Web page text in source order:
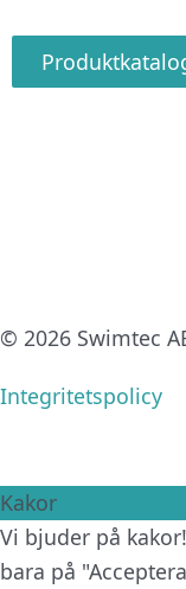
© 2026 Swimtec
Integritetspolicy
Kakor
Vi bjuder på
bara på